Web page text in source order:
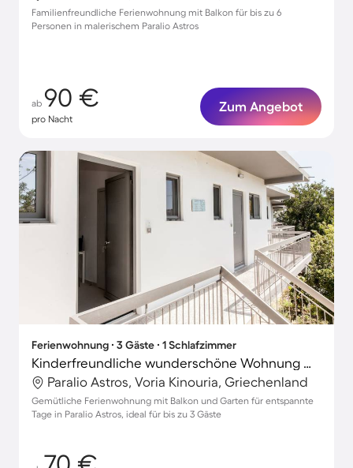
Familienfreundliche Ferienwohnung mit Balkon für bis zu 6
Personen in malerischem Paralio Astros
ab 90 €
pro Nacht
Zum Angebot
Ferienwohnung ∙ 3 Gäste ∙ 1 Schlafzimmer
Kinderfreundliche wunderschöne Wohnung mit Terrasse und Garten | Strandblick | Strand in der Nähe
Paralio Astros, Voria Kinouria, Griechenland
Gemütliche Ferienwohnung mit Balkon und Garten für entspannte
Tage in Paralio Astros, ideal für bis zu 3 Gäste